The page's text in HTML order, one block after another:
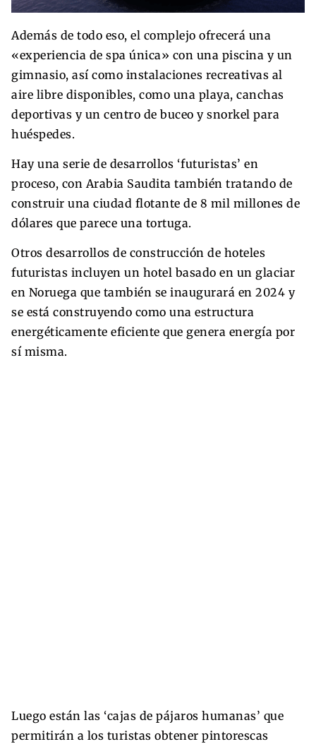
Además de todo eso, el complejo ofrecerá una
«experiencia de spa única» con una piscina y un
gimnasio, así como instalaciones recreativas al
aire libre disponibles, como una playa, canchas
deportivas y un centro de buceo y snorkel para
huéspedes.
Hay una serie de desarrollos ‘futuristas’ en
proceso, con Arabia Saudita también tratando de
construir una ciudad flotante de 8 mil millones de
dólares que parece una tortuga.
Otros desarrollos de construcción de hoteles
futuristas incluyen un hotel basado en un glaciar
en Noruega que también se inaugurará en 2024 y
se está construyendo como una estructura
energéticamente eficiente que genera energía por
sí misma.
Luego están las ‘cajas de pájaros humanas’ que
permitirán a los turistas obtener pintorescas